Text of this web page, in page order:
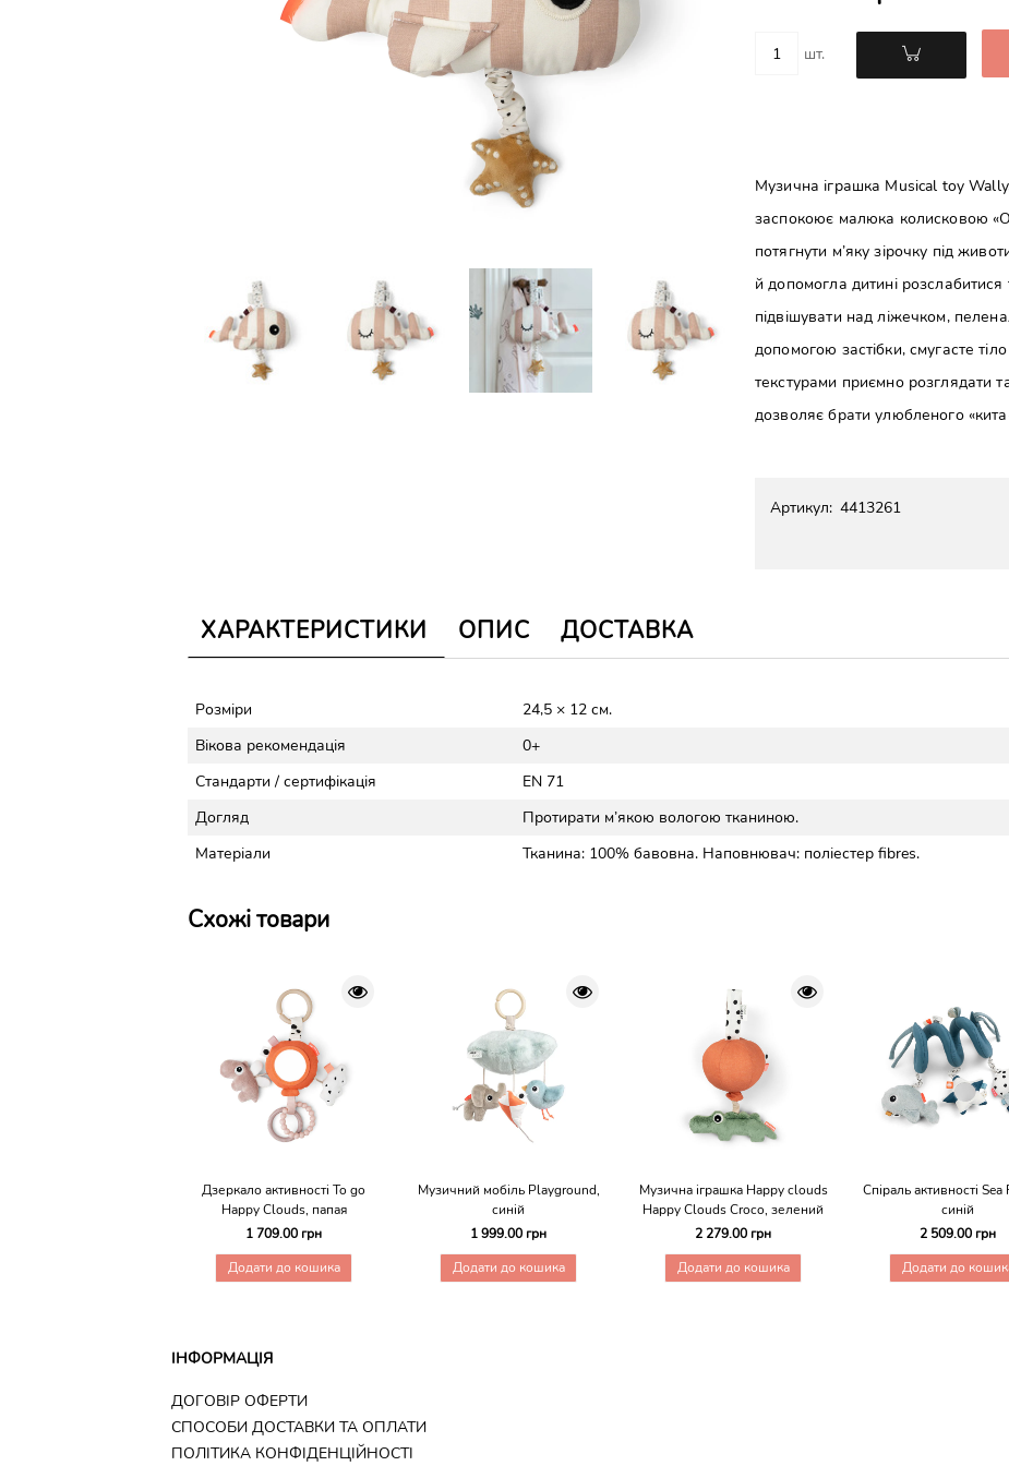
шт.
Музична іграшка Musical toy
заспокоює малюка колисковою
потягнути м’яку зірочку під
й допомогла дитині
підвішувати над ліжечком,
допомогою застібки, смугасте
текстурами приємно розглядати
дозволяє брати улюбленого
Артикул: 4413261
ХАРАКТЕРИСТИКИ ОПИС ДОСТАВКА
Розміри
24,5 × 12 см.
Вікова рекомендація
0+
Стандарти / сертифікація
EN 71
Догляд
Протирати м’якою вологою тканиною.
Матеріали
Тканина: 100% бавовна. Наповнювач: поліестер fibres.
Схожі товари
Дзеркало активності To go
Happy Clouds, папая
1 709.00 грн
Додати до кошика
Музичний мобіль Playground,
синій
1 999.00 грн
Додати до кошика
Музична іграшка Happy clouds
Happy Clouds Croco, зелений
2 279.00 грн
Додати до кошика
Спіраль активності Sea
синій
2 509.00 грн
Додати до
ІНФОРМАЦІЯ
ДОГОВІР ОФЕРТИ
CПОСОБИ ДОСТАВКИ ТА ОПЛАТИ
ПОЛІТИКА КОНФІДЕНЦІЙНОСТІ